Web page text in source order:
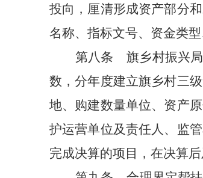
投向，厘清形成资产部分
名称、指标文号、资金类
第八条
旗乡村振兴
数，分年度建立旗乡村三
地、购建数量单位、资产
护运营单位及责任人、监
完成决算的项目，在决算